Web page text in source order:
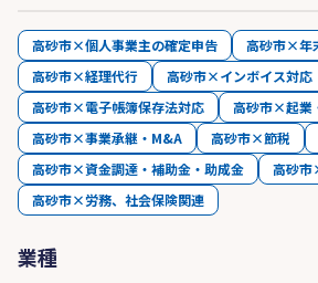
高砂市×個人事業主の確定申告
高砂市×年
高砂市×経理代行
高砂市×インボイス対応
高砂市×電子帳簿保存法対応
高砂市×起業
高砂市×事業承継・M&A
高砂市×節税
高砂市×資金調達・補助金・助成金
高砂市
高砂市×労務、社会保険関連
業種